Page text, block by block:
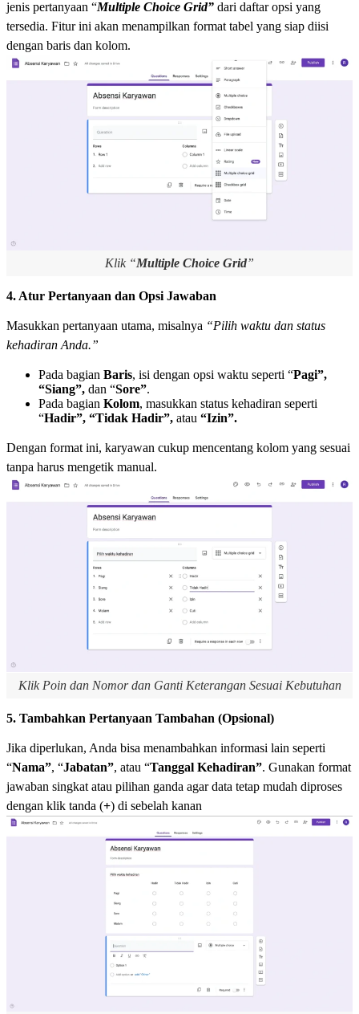
jenis pertanyaan “Multiple Choice Grid” dari daftar opsi yang
tersedia. Fitur ini akan menampilkan format tabel yang siap diisi
dengan baris dan kolom.
Klik “Multiple Choice Grid”
4. Atur Pertanyaan dan Opsi Jawaban
Masukkan pertanyaan utama, misalnya “Pilih waktu dan status
kehadiran Anda.”
Pada bagian Baris, isi dengan opsi waktu seperti “Pagi”,
“Siang”, dan “Sore”.
Pada bagian Kolom, masukkan status kehadiran seperti
“Hadir”, “Tidak Hadir”, atau “Izin”.
Dengan format ini, karyawan cukup mencentang kolom yang sesuai
tanpa harus mengetik manual.
Klik Poin dan Nomor dan Ganti Keterangan Sesuai Kebutuhan
5. Tambahkan Pertanyaan Tambahan (Opsional)
Jika diperlukan, Anda bisa menambahkan informasi lain seperti
“Nama”, “Jabatan”, atau “Tanggal Kehadiran”. Gunakan format
jawaban singkat atau pilihan ganda agar data tetap mudah diproses
dengan klik tanda (+) di sebelah kanan